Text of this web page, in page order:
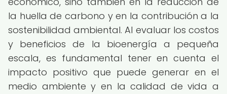
la huella de carbono y en la contribución a la
sostenibilidad ambiental. Al evaluar los costos
y beneficios de la bioenergía a pequeña
escala, es fundamental tener en cuenta el
impacto positivo que puede generar en el
medio ambiente y en la calidad de vida a